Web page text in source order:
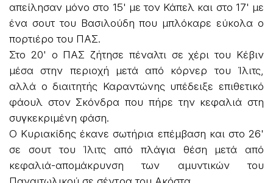
απείλησαν μόνο στο 15' με τον Κάπελ και στο 17' με
ένα σουτ του Βασιλούδη που μπλόκαρε εύκολα ο
πορτιέρο του ΠΑΣ.
Στο 20' ο ΠΑΣ ζήτησε πέναλτι σε χέρι του Κέβιν
μέσα στην περιοχή μετά από κόρνερ του Ίλιτς,
αλλά ο διαιτητής Καραντώνης υπέδειξε επιθετικό
φάουλ στον Σκόνδρα που πήρε την κεφαλιά στη
συγκεκριμένη φάση.
Ο Κυριακίδης έκανε σωτήρια επέμβαση και στο 26'
σε σουτ του Ίλιτς από πλάγια θέση μετά από
κεφαλιά-απομάκρυνση των αμυντικών του